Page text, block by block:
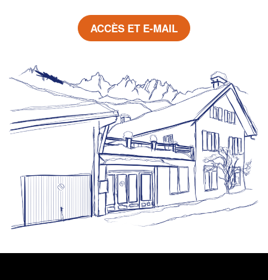
ACCÈS ET E-MAIL